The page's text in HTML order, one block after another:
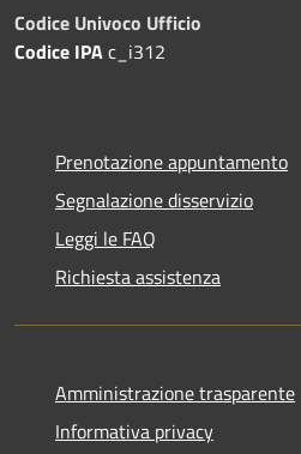
Codice Univoco Ufficio
Codice IPAc_i312
Prenotazione appuntamento
Segnalazione disservizio
Leggi le FAQ
Richiesta assistenza
Amministrazione trasparente
Informativa privacy